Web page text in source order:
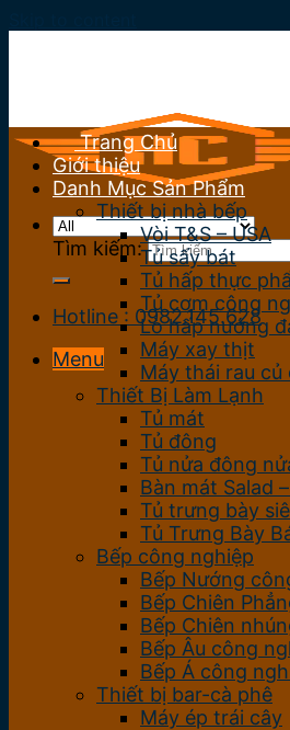
Tìm kiếm:
Hotline : 0982.145.628
Menu
Trang Chủ
Giới thiệu
Danh Mục Sản Phẩm
Thiết bị nhà bếp
Vòi T&S – USA
Tủ sấy bát
Tủ hấp thực
Tủ cơm công
Lò hấp nướng
Máy xay thịt
Máy thái rau củ
Thiết Bị Làm Lạnh
Tủ mát
Tủ đông
Tủ nửa đông
Bàn mát Salad
Tủ trưng bày
Tủ Trưng Bày
Bếp công nghiệp
Bếp Nướng
Bếp Chiên
Bếp Chiên
Bếp Âu công
Bếp Á công
Thiết bị bar-cà phê
Máy ép trái cây